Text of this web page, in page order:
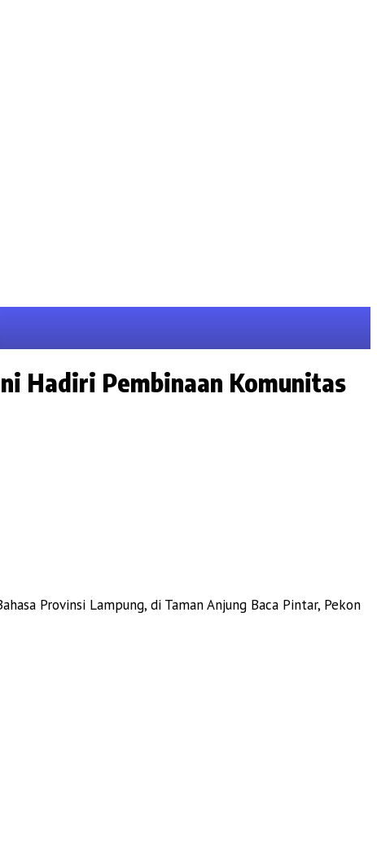
Hadiri Pembinaan Komunitas
Provinsi Lampung, di Taman Anjung Baca Pintar, Pekon